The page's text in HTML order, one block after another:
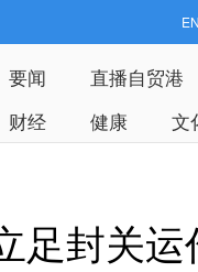
要闻 直播自贸港
财经 健康 文
足封关